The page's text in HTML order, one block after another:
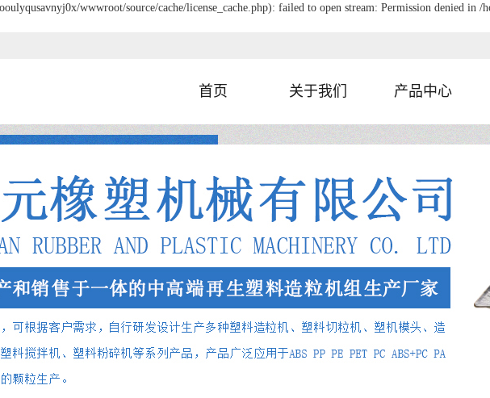
wwwroot/source/cache/license_cache.php): failed to open stream: Permission denied in
首页 关于我们 产品中心